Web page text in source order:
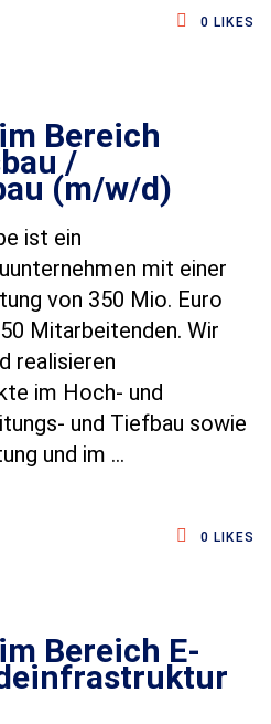
0 LIKES
Bereich
/
(m/w/d)
ist ein
mit einer
von 350 Mio. Euro
Mitarbeitenden. Wir
realisieren
im Hoch‑ und
und Tiefbau sowie
und im
0 LIKES
Bereich E-